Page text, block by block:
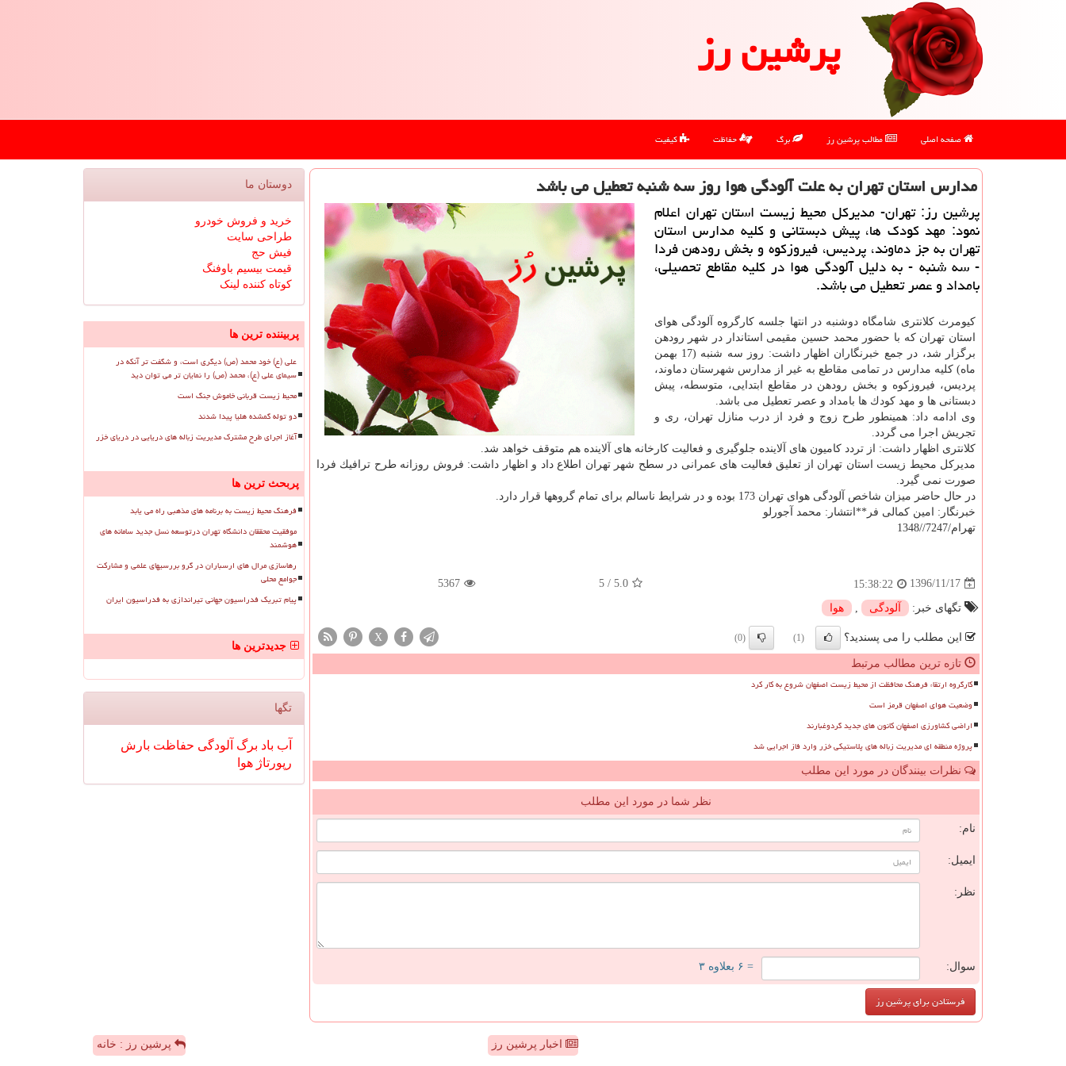
پرشین رز
صفحه اصلی مطالب پرشین رز برگ حفاظت کیفیت
مدارس استان تهران به علت آلودگی هوا روز سه شنبه تعطیل می باشد
پرشین رز: تهران- مدیركل محیط زیست استان تهران اعلام
نمود: مهد كودك ها، پیش دبستانی و كلیه مدارس استان
تهران به جز دماوند، پردیس، فیروزكوه و بخش رودهن فردا
- سه شنبه - به دلیل آلودگی هوا در كلیه مقاطع تحصیلی،
بامداد و عصر تعطیل می باشد.
كیومرث كلانتری شامگاه دوشنبه در انتها جلسه كارگروه آلودگی هوای
استان تهران كه با حضور محمد حسین مقیمی استاندار در شهر رودهن
برگزار شد، در جمع خبرنگاران اظهار داشت: روز سه شنبه (17 بهمن
ماه) كلیه مدارس در تمامی مقاطع به غیر از مدارس شهرستان دماوند،
پردیس، فیروزكوه و بخش رودهن در مقاطع ابتدایی، متوسطه، پیش
دبستانی ها و مهد كودك ها بامداد و عصر تعطیل می باشد.
وی ادامه داد: همینطور طرح زوج و فرد از درب منازل تهران، ری و
تجریش اجرا می گردد.
كلانتری اظهار داشت: از تردد كامیون های آلاینده جلوگیری و فعالیت كارخانه های آلاینده هم متوقف خواهد شد.
مدیركل محیط زیست استان تهران از تعلیق فعالیت های عمرانی در سطح شهر تهران اطلاع داد و اظهار داشت: فروش روزانه طرح ترافیك فردا
صورت نمی گیرد.
در حال حاضر میزان شاخص آلودگی هوای تهران 173 بوده و در شرایط ناسالم برای تمام گروهها قرار دارد.
خبرنگار: امین كمالی فر**انتشار: محمد آجورلو
تهرام/7247//1348
1396/11/17
15:38:22
5.0
/
5
5367
تگهای خبر: آلودگی هوا
این مطلب را می پسندید؟ (1)
(0)
X
تازه ترین مطالب مرتبط
کارگروه ارتقاء فرهنگ محافظت از محیط زیست اصفهان شروع به کار کرد
وضعیت هوای اصفهان قرمز است
اراضی کشاورزی اصفهان کانون های جدید گردوغبارند
پروژه منطقه ای مدیریت زباله های پلاستیکی خزر وارد فاز اجرایی شد
نظرات بینندگان در مورد این مطلب
نظر شما در مورد این مطلب
نام:
ایمیل:
نظر:
سوال: = ۶ بعلاوه ۳
دوستان ما
خرید و فروش خودرو
طراحی سایت
فیش حج
قیمت بیسیم باوفنگ
کوتاه کننده لینک
پربیننده ترین ها
علی (ع) خود محمد (ص) دیگری است، و شگفت تر آنکه در
سیمای علی (ع)، محمد (ص) را نمایان تر می توان دید
محیط زیست قربانی خاموش جنگ است
دو توله گمشده هلیا پیدا شدند
آغاز اجرای طرح مشترک مدیریت زباله های دریایی در دریای خزر
پربحث ترین ها
فرهنگ محیط زیست به برنامه های مذهبی راه می یابد
موفقیت محققان دانشگاه تهران درتوسعه نسل جدید سامانه های
هوشمند
رهاسازی مرال های ارسباران در گرو بررسیهای علمی و مشارکت
جوامع محلی
پیام تبریک فدراسیون جهانی تیراندازی به فدراسیون ایران
جدیدترین ها
تگها
آب باد برگ آلودگی حفاظت بارش
رپورتاژ هوا
اخبار پرشین رز پرشین رز : خانه